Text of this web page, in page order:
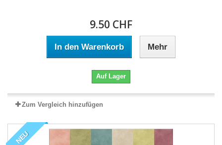
9.50 CHF
In den Warenkorb Mehr
Auf Lager
Zum Vergleich hinzufügen
NEU